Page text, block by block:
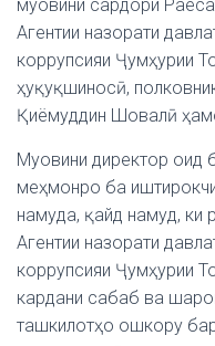
муовини сардори
Агентии назорати
коррупсияи Ҷумҳурии
ҳуқуқшиносӣ,
Қиёмуддин Шовалӣ
Муовини директор оид
меҳмонро ба
намуда, қайд намуд, ки
Агентии назорати
коррупсияи Ҷумҳурии
кардани сабаб ва
ташкилотҳо ошкору